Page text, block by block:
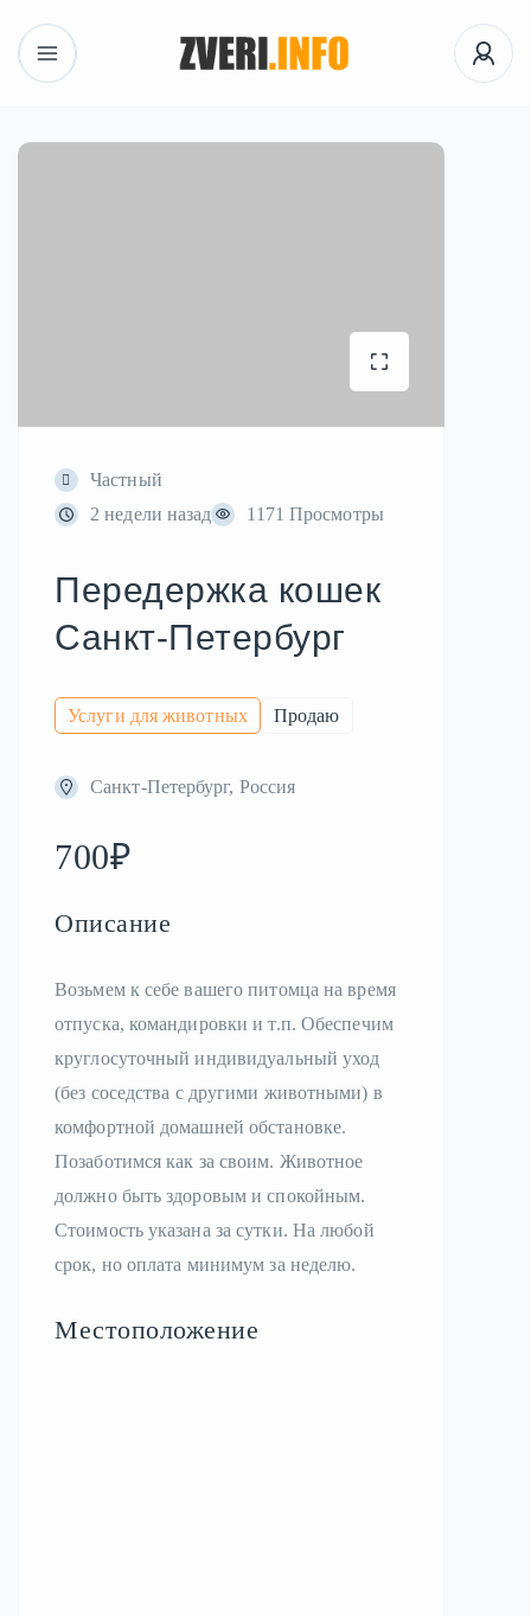
Частный
2 недели назад
1171 Просмотры
Передержка кошек
Санкт-Петербург
Услуги для животных Продаю
Санкт-Петербург, Россия
700₽
Описание
Возьмем к себе вашего питомца на время
отпуска, командировки и т.п. Обеспечим
круглосуточный индивидуальный уход
(без соседства с другими животными) в
комфортной домашней обстановке.
Позаботимся как за своим. Животное
должно быть здоровым и спокойным.
Стоимость указана за сутки. На любой
срок, но оплата минимум за неделю.
Местоположение